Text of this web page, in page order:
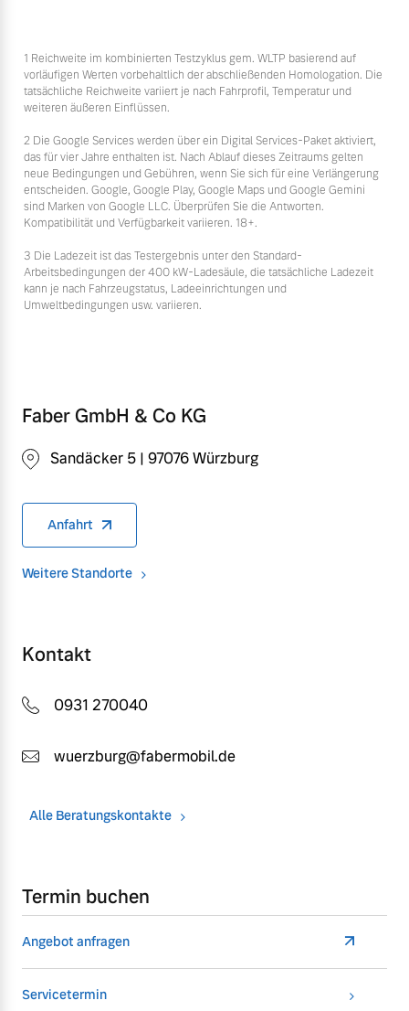
1 Reichweite im kombinierten Testzyklus gem. WLTP basierend auf
vorläufigen Werten vorbehaltlich der abschließenden Homologation. Die
tatsächliche Reichweite variiert je nach Fahrprofil, Temperatur und
weiteren äußeren Einflüssen.
2 Die Google Services werden über ein Digital Services-Paket aktiviert,
das für vier Jahre enthalten ist. Nach Ablauf dieses Zeitraums gelten
neue Bedingungen und Gebühren, wenn Sie sich für eine Verlängerung
entscheiden. Google, Google Play, Google Maps und Google Gemini
sind Marken von Google LLC. Überprüfen Sie die Antworten.
Kompatibilität und Verfügbarkeit variieren. 18+.
3 Die Ladezeit ist das Testergebnis unter den Standard-
Arbeitsbedingungen der 400 kW-Ladesäule, die tatsächliche Ladezeit
kann je nach Fahrzeugstatus, Ladeeinrichtungen und
Umweltbedingungen usw. variieren.
Faber GmbH & Co KG
Sandäcker 5 | 97076 Würzburg
Anfahrt
Weitere Standorte
Kontakt
0931 270040
wuerzburg@fabermobil.de
Alle Beratungskontakte
Termin buchen
Angebot anfragen
Servicetermin